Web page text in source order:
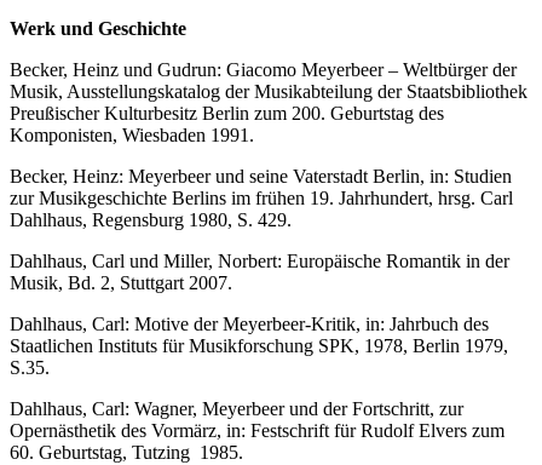
Werk und Geschichte
Becker, Heinz und Gudrun: Giacomo Meyerbeer – Weltbürger der
Musik, Ausstellungskatalog der Musikabteilung der Staatsbibliothek
Preußischer Kulturbesitz Berlin zum 200. Geburtstag des
Komponisten, Wiesbaden 1991.
Becker, Heinz: Meyerbeer und seine Vaterstadt Berlin, in: Studien
zur Musikgeschichte Berlins im frühen 19. Jahrhundert, hrsg. Carl
Dahlhaus, Regensburg 1980, S. 429.
Dahlhaus, Carl und Miller, Norbert: Europäische Romantik in der
Musik, Bd. 2, Stuttgart 2007.
Dahlhaus, Carl: Motive der Meyerbeer-Kritik, in: Jahrbuch des
Staatlichen Instituts für Musikforschung SPK, 1978, Berlin 1979,
S.35.
Dahlhaus, Carl: Wagner, Meyerbeer und der Fortschritt, zur
Opernästhetik des Vormärz, in: Festschrift für Rudolf Elvers zum
60. Geburtstag, Tutzing 1985.